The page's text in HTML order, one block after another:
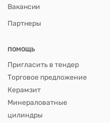
Вакансии
Партнеры
ПОМОЩЬ
Пригласить в тендер
Торговое предложение
Керамзит
Минераловатные
цилиндры